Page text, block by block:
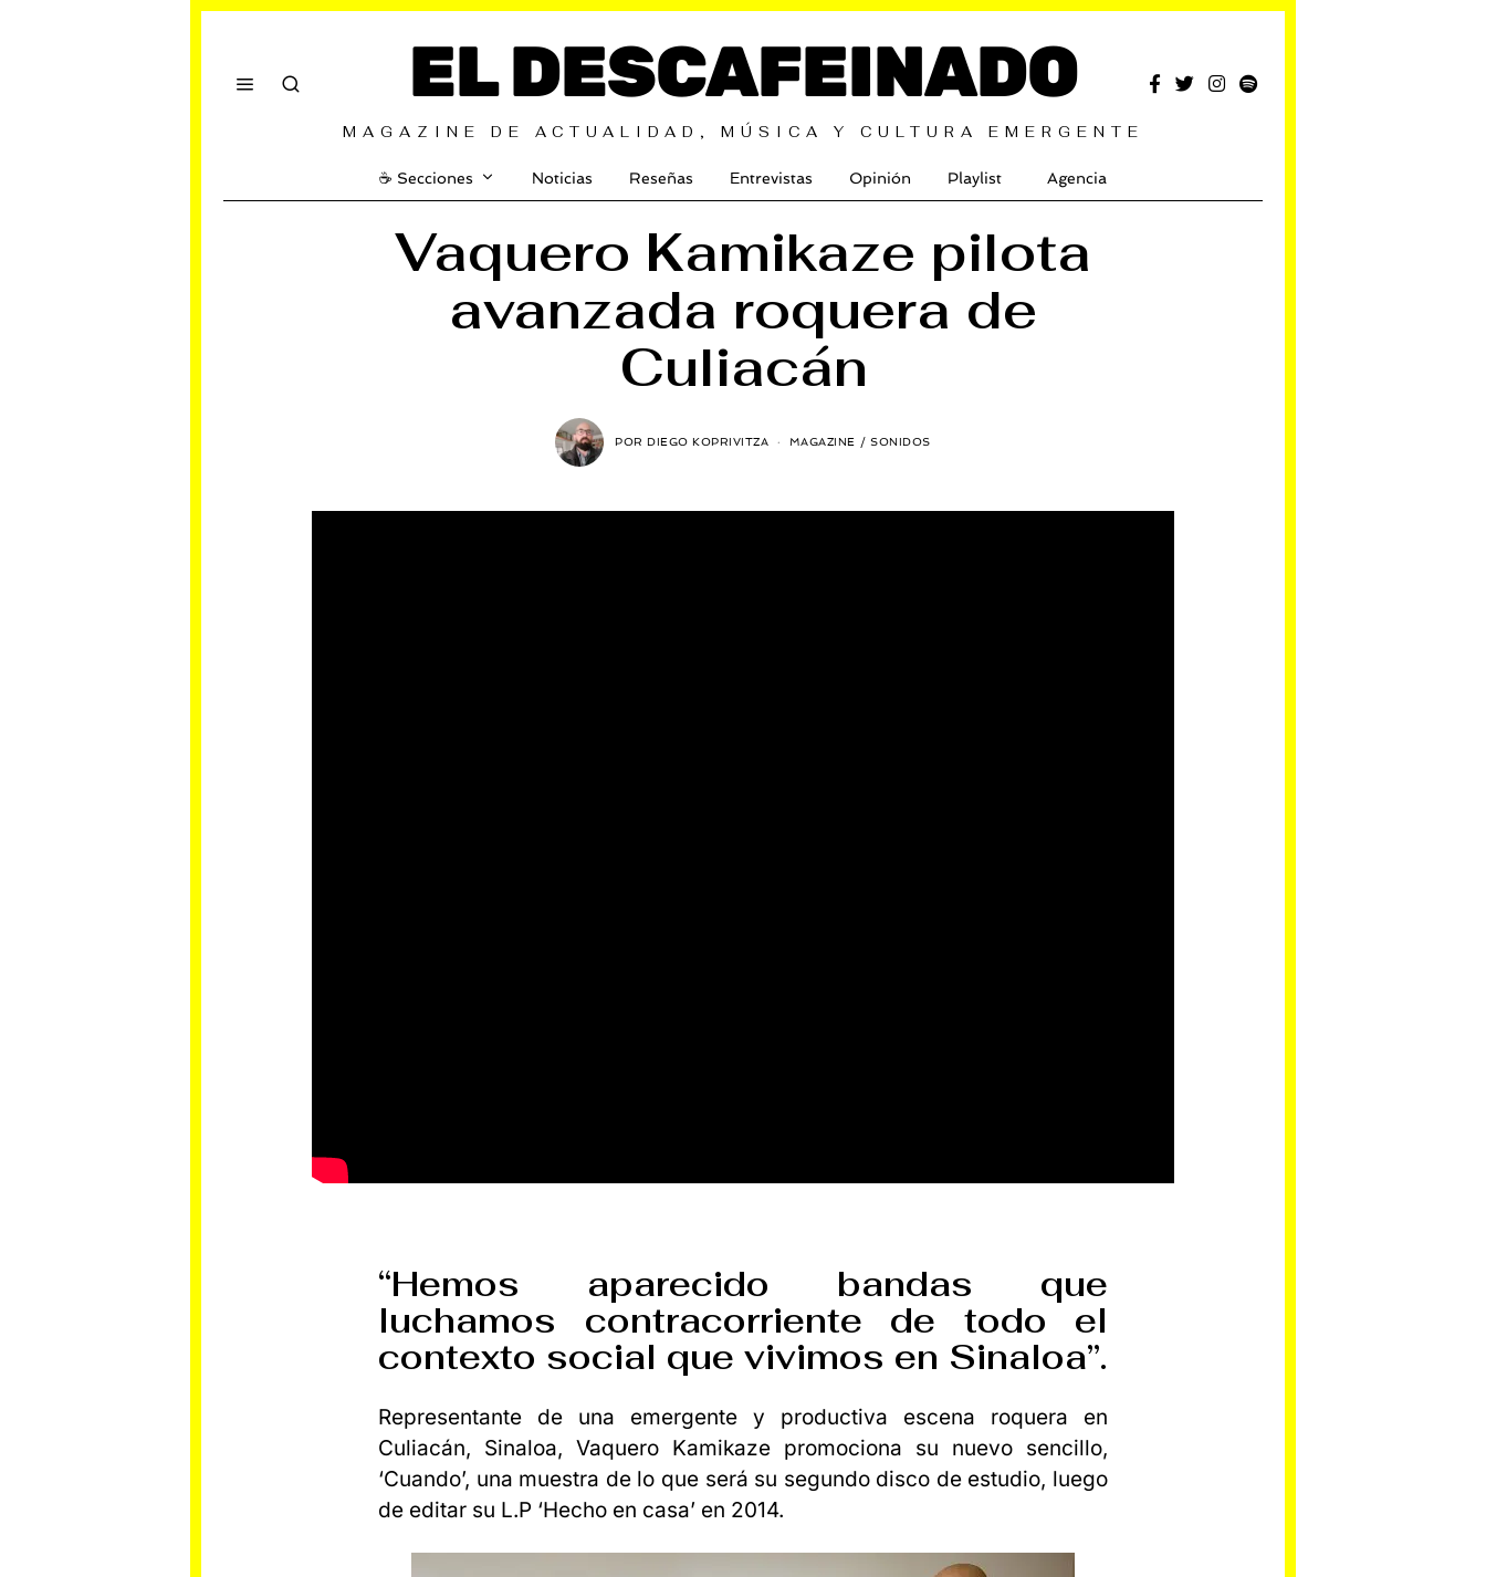
EL DESCAFEINADO
MAGAZINE DE ACTUALIDAD, MÚSICA Y CULTURA EMERGENTE
☕️ Secciones Noticias Reseñas Entrevistas Opinión Playlist Agencia
Vaquero Kamikaze pilota
avanzada roquera de
Culiacán
PORDIEGO KOPRIVITZA MAGAZINE / SONIDOS
“Hemos aparecido bandas que
luchamos contracorriente de todo el
contexto social que vivimos en Sinaloa”.
Representante de una emergente y productiva escena roquera en
Culiacán, Sinaloa, Vaquero Kamikaze promociona su nuevo sencillo,
‘Cuando’, una muestra de lo que será su segundo disco de estudio, luego
de editar su L.P ‘Hecho en casa’ en 2014.